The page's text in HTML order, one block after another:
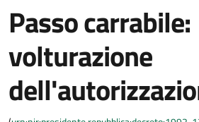
Passo carrabile:
volturazione